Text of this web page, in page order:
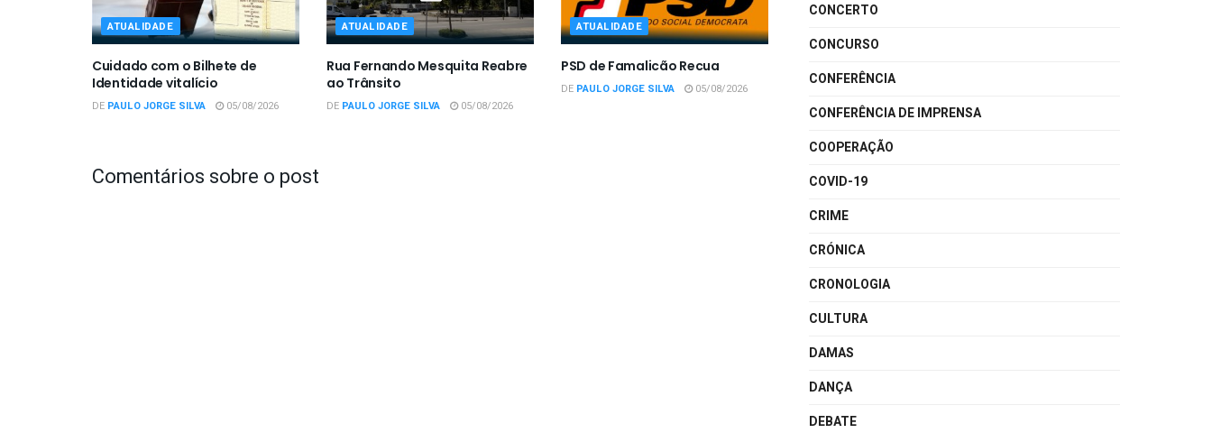
ATUALIDADE
Cuidado com o Bilhete de
Identidade vitalício
DE PAULO JORGE SILVA 05/08/2026
ATUALIDADE
Rua Fernando Mesquita Reabre
ao Trânsito
DE PAULO JORGE SILVA 05/08/2026
ATUALIDADE
PSD de Famalicão Recua
DE PAULO JORGE SILVA 05/08/2026
Comentários sobre o post
CONCERTO
CONCURSO
CONFERÊNCIA
CONFERÊNCIA DE IMPRENSA
COOPERAÇÃO
COVID-19
CRIME
CRÓNICA
CRONOLOGIA
CULTURA
DAMAS
DANÇA
DEBATE